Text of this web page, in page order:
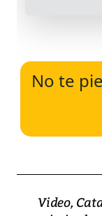
No te
Video,